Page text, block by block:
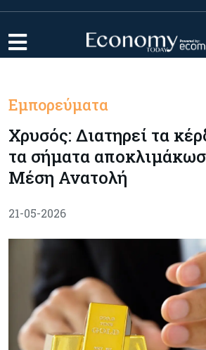
Εμπορεύματα
Χρυσός: Διατηρεί τα
τα σήματα
Μέση Ανατολή
21-05-2026